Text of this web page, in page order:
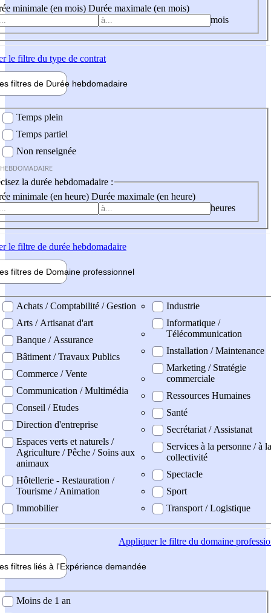
minimale (en mois) Durée maximale (en mois)
mois
le filtre du type de contrat
filtres de Durée hebdomadaire
Temps plein
Temps partiel
Non renseignée
la durée hebdomadaire :
minimale (en heure) Durée maximale (en heure)
heures
le filtre de durée hebdomadaire
filtres de Domaine professionnel
professionel
Achats / Comptabilité / Gestion
Arts / Artisanat d'art
Banque / Assurance
Bâtiment / Travaux Publics
Commerce / Vente
Communication / Multimédia
Conseil / Etudes
Direction d'entreprise
Espaces verts et naturels /
Agriculture / Pêche / Soins aux
animaux
Hôtellerie - Restauration /
Tourisme / Animation
Immobilier
Industrie
Informatique /
Télécommunication
Installation / Maintenance
Marketing / Stratégie
commerciale
Ressources Humaines
Santé
Secrétariat / Assistanat
Services à la personne / à la
collectivité
Spectacle
Sport
Transport / Logistique
Appliquerle filtre du domaine
filtres liés à l'Expérience demandée
demandée
Moins de 1 an